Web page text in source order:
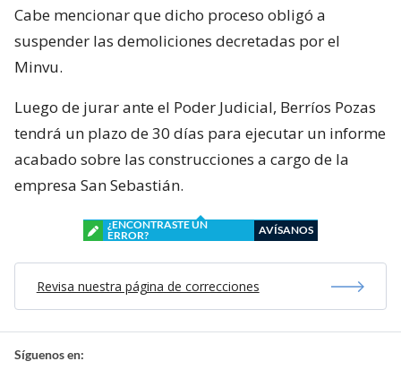
Cabe mencionar que dicho proceso obligó a
suspender las demoliciones decretadas por el
Minvu.
Luego de jurar ante el Poder Judicial, Berríos Pozas
tendrá un plazo de 30 días para ejecutar un informe
acabado sobre las construcciones a cargo de la
empresa San Sebastián.
¿ENCONTRASTE UN
ERROR?
AVÍSANOS
Revisa nuestra página de correcciones
Síguenos en: